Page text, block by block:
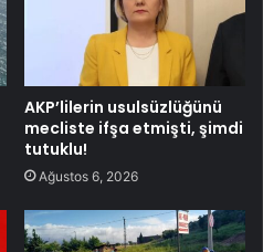
AKP’lilerin usulsüzlüğünü
mecliste ifşa etmişti, şimdi
tutuklu!
Ağustos 6, 2026